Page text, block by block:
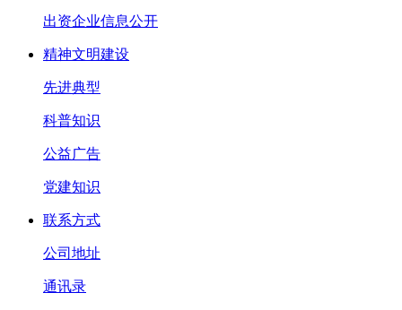
出资企业信息公开
精神文明建设
先进典型
科普知识
公益广告
党建知识
联系方式
公司地址
通讯录